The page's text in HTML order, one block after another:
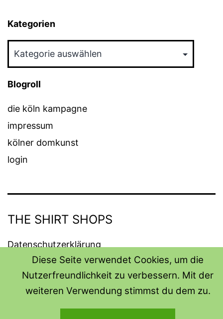
Kategorien
Blogroll
die köln kampagne
impressum
kölner domkunst
login
THE SHIRT SHOPS
Datenschutzerklärung
Stolz präsentiert von WordPress.
Diese Seite verwendet Cookies, um die
Nutzerfreundlichkeit zu verbessern. Mit der
weiteren Verwendung stimmst du dem zu.